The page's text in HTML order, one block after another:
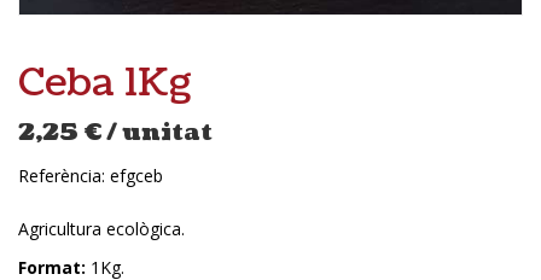
Ceba 1Kg
2,25 €/ unitat
Referència: efgceb
Agricultura ecològica.
Format: 1Kg.